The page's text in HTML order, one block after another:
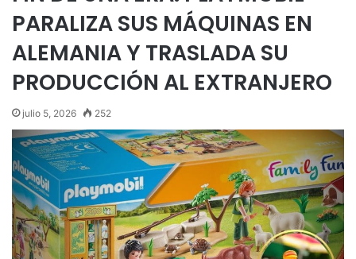
PARALIZA SUS MÁQUINAS EN
ALEMANIA Y TRASLADA SU
PRODUCCIÓN AL EXTRANJERO
julio 5, 2026 252